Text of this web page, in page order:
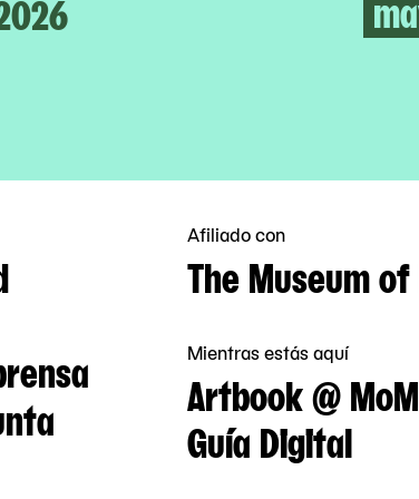
Afiliado con
The Museum
Mientras estás aquí
Artbook @
Guía Digital